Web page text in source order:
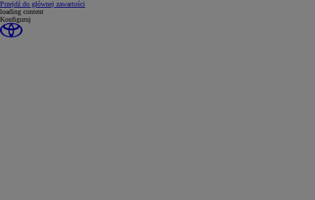
Przejdź do głównej zawartości
loading content
Konfiguruj